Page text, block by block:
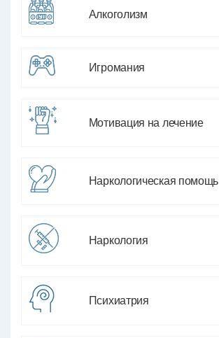
Алкоголизм
Игромания
Мотивация на лечение
Наркологическая помощь
Наркология
Психиатрия